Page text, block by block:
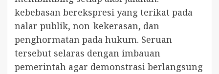
kebebasan berekspresi yang terikat pada
nalar publik, non-kekerasan, dan
penghormatan pada hukum. Seruan
tersebut selaras dengan imbauan
pemerintah agar demonstrasi berlangsung